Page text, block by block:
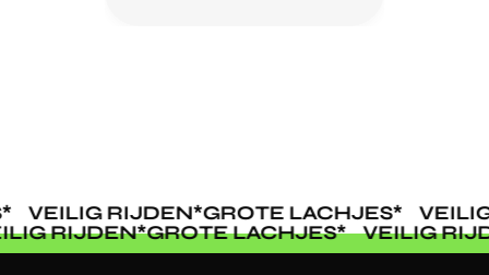
VEILIG RIJDEN*GROTE LACHJES*
RIJDEN*GROTE LACHJES* VEILIG